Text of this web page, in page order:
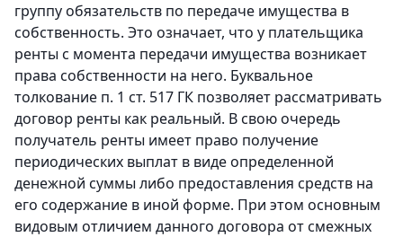
группу обязательств по передаче имущества в
собственность. Это означает, что у плательщика
ренты с момента передачи имущества возникает
права собственности на него. Буквальное
толкование п. 1 ст. 517 ГК позволяет рассматривать
договор ренты как реальный. В свою очередь
получатель ренты имеет право получение
периодических выплат в виде определенной
денежной суммы либо предоставления средств на
его содержание в иной форме. При этом основным
видовым отличием данного договора от смежных